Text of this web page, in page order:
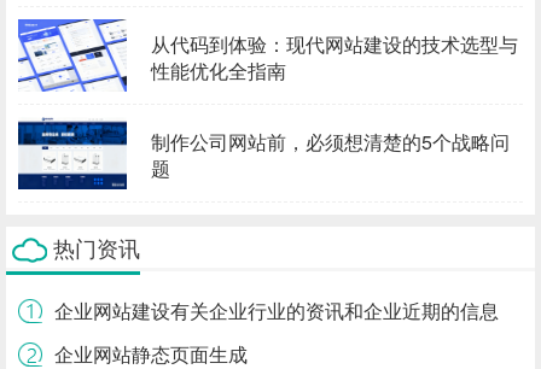
从代码到体验：现代网站建设的技术选型与
性能优化全指南
制作公司网站前，必须想清楚的5个战略问
题
热门资讯
企业网站建设有关企业行业的资讯和企业近期的信息
企业网站静态页面生成